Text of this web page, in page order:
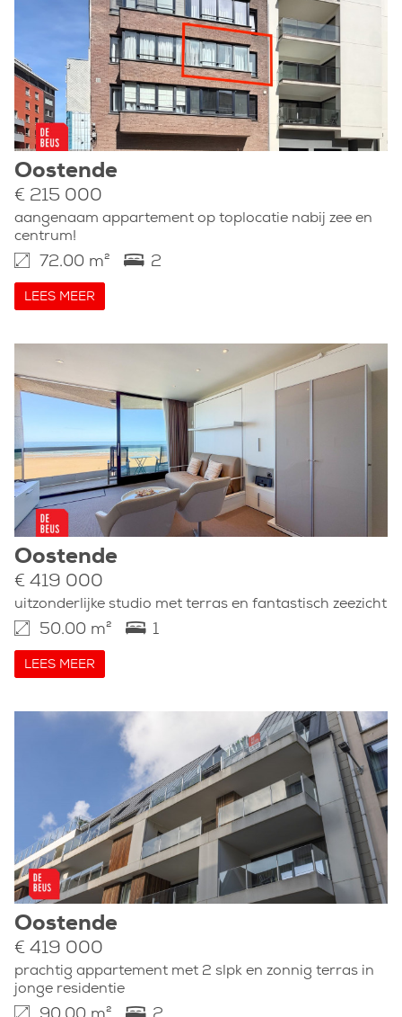
Oostende
€ 215 000
aangenaam appartement op toplocatie nabij zee en
centrum!
72.00 m² 2
LEES MEER
Oostende
€ 419 000
uitzonderlijke studio met terras en fantastisch zeezicht
50.00 m² 1
LEES MEER
Oostende
€ 419 000
prachtig appartement met 2 slpk en zonnig terras in
jonge residentie